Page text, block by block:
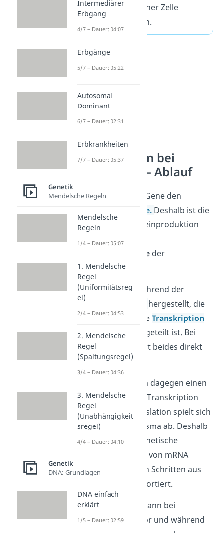
Genprodukte in einer Zelle
werden.
Genregulation bei
Eukaryoten — Ablauf
Meistens enthalten Gene den
Proteine. Deshalb ist die
Regulation der Proteinproduktion
eines der größten
Anwendungsgebiete der
Genregulation.
Proteine werden während der
Proteinbiosynthese
hergestellt, die
in die beiden SchritteTranskription
undTranslation
aufgeteilt ist. Bei
Prokaryoten
passiert beides direkt
nacheinander.
besitzen dagegen einen
Zellkern,in dem die Transkription
stattfindet. Die Translation spielt sich
dagegen im Cytoplasma ab. Deshalb
wird die kopierte genetische
Information in Form von mRNA
zwischen den beiden Schritten aus
dem Zellkern transportiert.
DieGenregulation
kann bei
Eukaryotendabei vor und während
Intermediärer
Erbgang
4/7 – Dauer: 04:07
Erbgänge
5/7 – Dauer: 05:22
Autosomal
Dominant
6/7 – Dauer: 02:31
Erbkrankheiten
7/7 – Dauer: 05:37
Genetik
Mendelsche Regeln
Mendelsche
Regeln
1/4 – Dauer: 05:07
1. Mendelsche
Regel
(Uniformitätsreg
el)
2/4 – Dauer: 04:53
2. Mendelsche
Regel
(Spaltungsregel)
3/4 – Dauer: 04:36
3. Mendelsche
Regel
(Unabhängigkeit
sregel)
4/4 – Dauer: 04:10
Genetik
DNA: Grundlagen
DNA einfach
erklärt
1/5 – Dauer: 02:59